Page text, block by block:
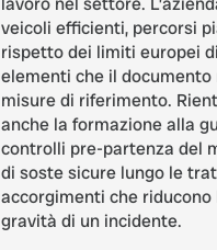
veicoli efficienti, percorsi
rispetto dei limiti europei
elementi che il documento
misure di riferimento.
anche la formazione alla
controlli pre-partenza del
di soste sicure lungo le
accorgimenti che
gravità di un incidente.